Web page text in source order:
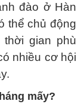
đào ở Hàn
thể chủ động
gian phù
nhiều cơ hội
mấy?